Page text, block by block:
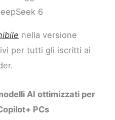
6
nella versione
per tutti gli iscritti ai
AI ottimizzati per
PCs